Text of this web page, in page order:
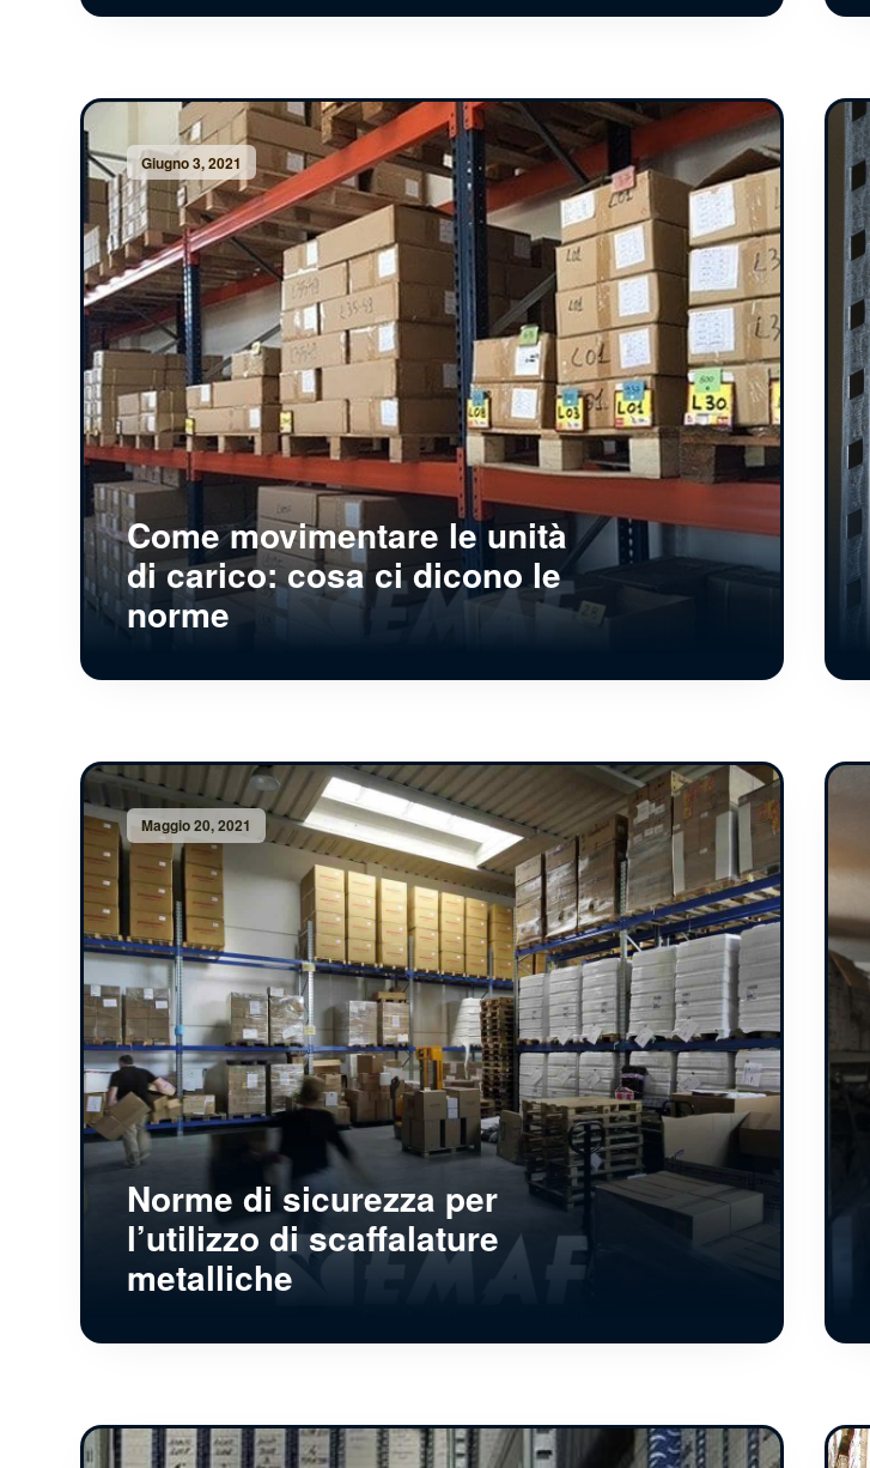
Giugno 3, 2021
Come movimentare le unità
di carico: cosa ci dicono le
norme
Maggio 20, 2021
Norme di sicurezza per
l’utilizzo di scaffalature
metalliche